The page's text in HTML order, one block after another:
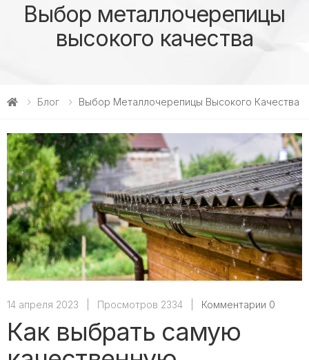
Выбор металлочерепицы
высокого качества
Блог Выбор Металлочерепицы Высокого Качества
14 апреля 2023 Просмотров 2334 Комментарии 0
Как выбрать самую